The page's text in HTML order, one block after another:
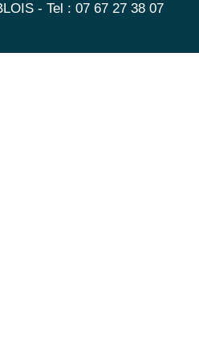
- Tel : 07 67 27 38 07